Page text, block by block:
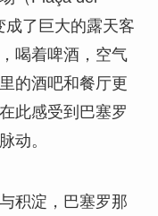
成了巨大的露天客
喝着啤酒，空气
的酒吧和餐厅更
此感受到巴塞罗
动。
积淀，巴塞罗那